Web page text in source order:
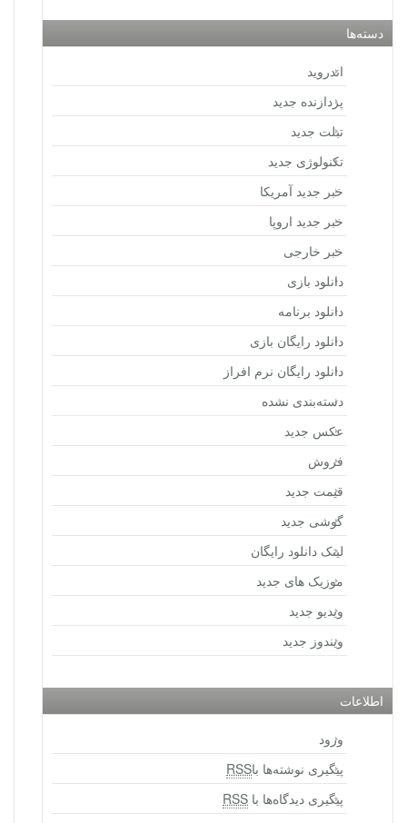
دسته‌ها
اندروید
پردازنده جدید
تبلت جدید
تکنولوژی جدید
خبر جدید آمریکا
خبر جدید اروپا
خبر خارجی
دانلود بازی
دانلود برنامه
دانلود رایگان بازی
دانلود رایگان نرم افراز
دسته‌بندی نشده
عکس جدید
فروش
قیمت جدید
گوشی جدید
لینک دانلود رایگان
موزیک های جدید
ویدیو جدید
ویندوز جدید
اطلاعات
ورود
پیگیری نوشته‌ها باRSS
پیگیری دیدگاه‌ها با RSS